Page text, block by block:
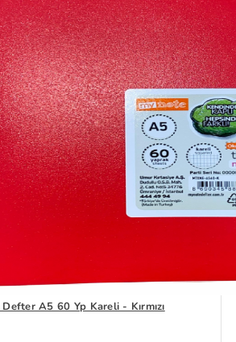
A5 60 Yp Kareli - Kırmızı